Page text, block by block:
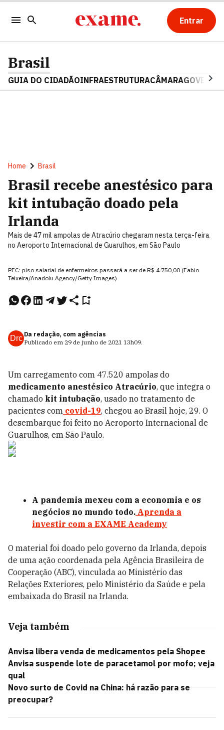
Entrar
Brasil
GUIA DO CIDADÃOINFRAESTRUTURACÂMARAGOVERNO
Home Brasil
Brasil recebe anestésico para
kit intubação doado pela
Irlanda
Mais de 47 mil ampolas de Atracúrio chegaram nesta terça-feira
no Aeroporto Internacional de Guarulhos, em São Paulo
PEC: piso salarial de enfermeiros passará a ser de R$ 4.750,00 (Fabio
Teixeira/Anadolu Agency/Getty Images)
Drc Da redação, com agências
Publicado em 29 de junho de 2021 13h09.
Um carregamento com 47.520 ampolas do
medicamento anestésico Atracúrio, que integra o
chamado kit intubação, usado no tratamento de
pacientes com covid-19, chegou ao Brasil hoje, 29. O
desembarque foi feito no Aeroporto Internacional de
Guarulhos, em São Paulo.
A pandemia mexeu com a economia e os
negócios no mundo todo. Aprenda a
investir com a EXAME Academy
O material foi doado pelo governo da Irlanda, depois
de uma ação coordenada pela Agência Brasileira de
Cooperação (ABC), vinculada ao Ministério das
Relações Exteriores, pelo Ministério da Saúde e pela
embaixada do Brasil na Irlanda.
Veja também
Anvisa libera venda de medicamentos pela Shopee
Anvisa suspende lote de paracetamol por mofo; veja
qual
Novo surto de Covid na China: há razão para se
preocupar?